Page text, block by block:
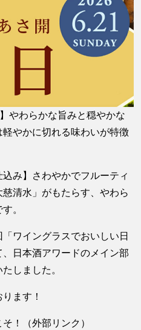
やわらかな旨みと穏やかな
やかに切れる味わいが特徴
み】さわやかでフルーティ
清水」がもたらす、やわら
。
ワイングラスでおいしい日
日本酒アワードのメイン部
しました。
ます！
！（外部リンク）